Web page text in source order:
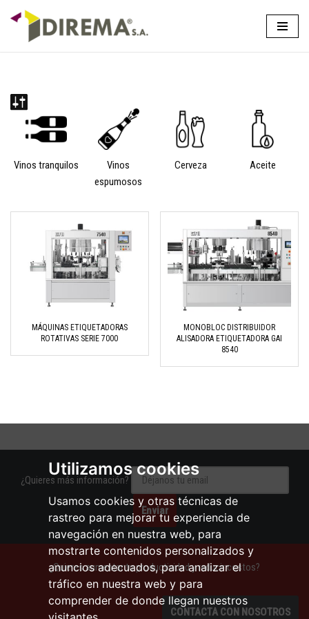
Utilizamos cookies
Usamos cookies y otras técnicas de
rastreo para mejorar tu experiencia de
navegación en nuestra web, para
mostrarte contenidos personalizados y
anuncios adecuados, para analizar el
tráfico en nuestra web y para
comprender de donde llegan nuestros
Saltar
Vinos tranquilos
Vinos
espumosos
Cerveza Aceite
MÁQUINAS ETIQUETADORAS
ROTATIVAS SERIE 7000
MONOBLOC DISTRIBUIDOR
ALISADORA ETIQUETADORA GAI
8540
¿Quieres más información?
¿Quieres aumentar tu productividad y reducir costos?
CONTACTA CON NOSOTROS